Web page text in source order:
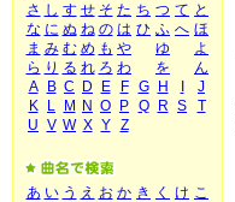
さ し す せ そ た ち つ て と
な に ぬ ね の は ひ ふ へ ほ
ま み む め も や ゆ
よ
ら り る れ ろ わ を
ん
A
B C D E F G H
J
K
L M N O P Q R S
T
U V W X Y Z
あ い う え お か き く け こ